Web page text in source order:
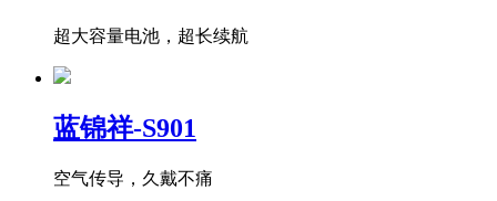
超大容量电池，超长续航
蓝锦祥-S901
空气传导，久戴不痛